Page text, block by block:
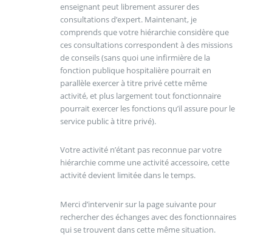
enseignant peut librement assurer des
consultations d’expert. Maintenant, je
comprends que votre hiérarchie considère que
ces consultations correspondent à des missions
de conseils (sans quoi une infirmière de la
fonction publique hospitalière pourrait en
parallèle exercer à titre privé cette même
activité, et plus largement tout fonctionnaire
pourrait exercer les fonctions qu’il assure pour le
service public à titre privé).
Votre activité n’étant pas reconnue par votre
hiérarchie comme une activité accessoire, cette
activité devient limitée dans le temps.
Merci d’intervenir sur la page suivante pour
rechercher des échanges avec des fonctionnaires
qui se trouvent dans cette même situation.